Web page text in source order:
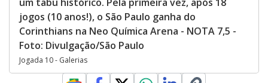
jogos (10 anos!), o São Paulo ganha do
Corinthians na Neo Química Arena - NOTA 7,5 -
Foto: Divulgação/São Paulo
Jogada 10 - Galerias